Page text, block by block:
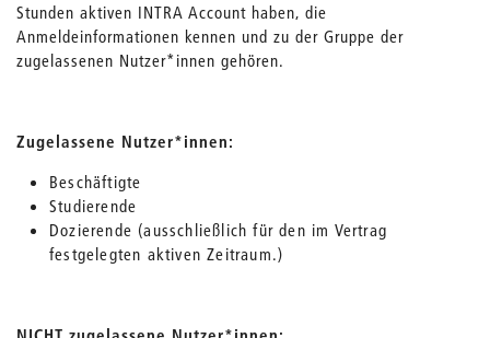
Stunden aktiven INTRA Account haben, die
Anmeldeinformationen kennen und zu der Gruppe der
zugelassenen Nutzer*innen gehören.
Zugelassene Nutzer*innen:
Beschäftigte
Studierende
Dozierende (ausschließlich für den im Vertrag
festgelegten aktiven Zeitraum.)